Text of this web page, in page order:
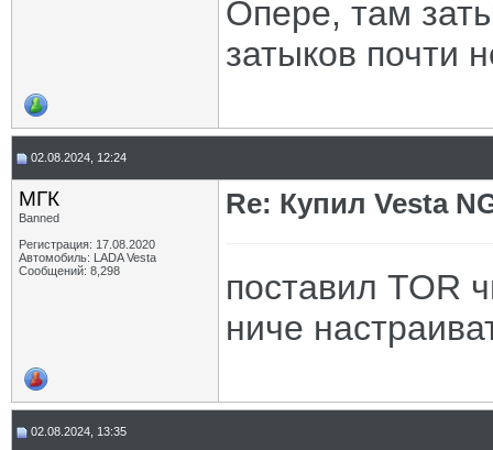
Опере, там
затыков почти
02.08.2024, 12:24
МГК
Banned
Регистрация: 17.08.2020
Автомобиль: LADA Vesta
Сообщений: 8,298
Re: Купил Vesta
поставил TOR
ниче
02.08.2024, 13:35